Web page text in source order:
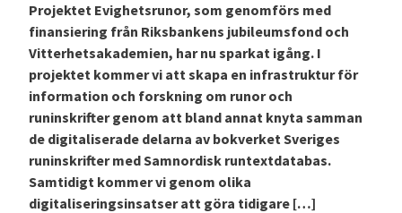
Projektet Evighetsrunor, som genomförs med
finansiering från Riksbankens jubileumsfond och
Vitterhetsakademien, har nu sparkat igång. I
projektet kommer vi att skapa en infrastruktur för
information och forskning om runor och
runinskrifter genom att bland annat knyta samman
de digitaliserade delarna av bokverket Sveriges
runinskrifter med Samnordisk runtextdatabas.
Samtidigt kommer vi genom olika
digitaliseringsinsatser att göra tidigare […]